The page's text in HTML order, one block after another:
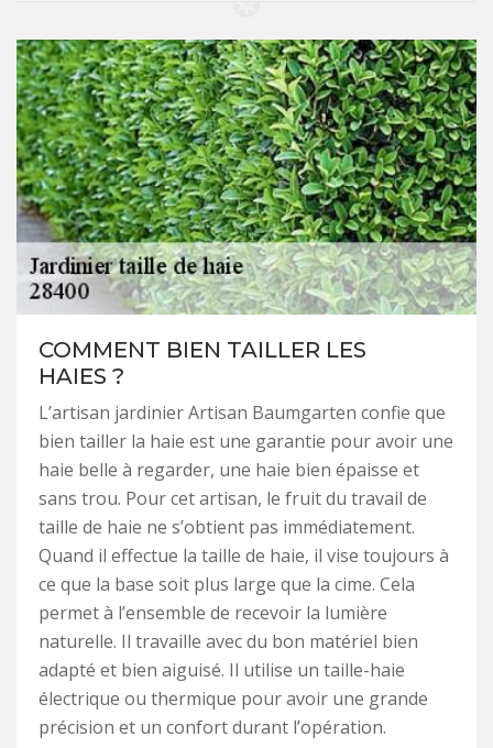
COMMENT BIEN TAILLER LES
HAIES ?
L’artisan jardinier Artisan Baumgarten confie que
bien tailler la haie est une garantie pour avoir une
haie belle à regarder, une haie bien épaisse et
sans trou. Pour cet artisan, le fruit du travail de
taille de haie ne s’obtient pas immédiatement.
Quand il effectue la taille de haie, il vise toujours à
ce que la base soit plus large que la cime. Cela
permet à l’ensemble de recevoir la lumière
naturelle. Il travaille avec du bon matériel bien
adapté et bien aiguisé. Il utilise un taille-haie
électrique ou thermique pour avoir une grande
précision et un confort durant l’opération.